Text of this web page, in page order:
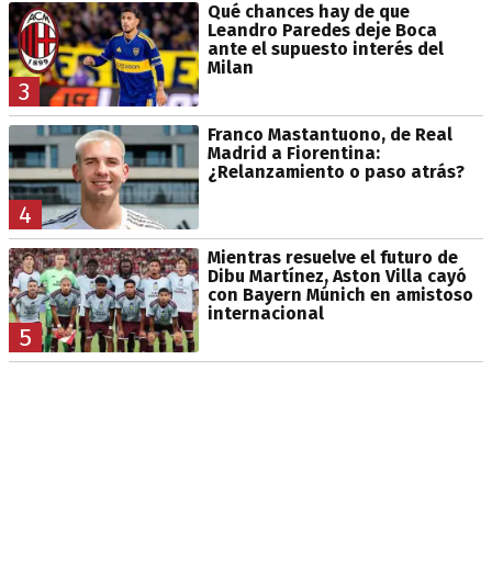
3
Qué chances hay de que
Leandro Paredes deje Boca
ante el supuesto interés del
Milan
4
Franco Mastantuono, de Real
Madrid a Fiorentina:
¿Relanzamiento o paso atrás?
5
Mientras resuelve el futuro de
Dibu Martínez, Aston Villa cayó
con Bayern Múnich en amistoso
internacional